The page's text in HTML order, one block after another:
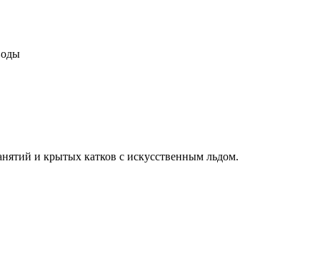
и крытых катков с искусственным льдом.